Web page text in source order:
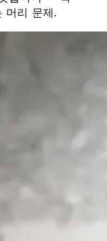
머리 문제.